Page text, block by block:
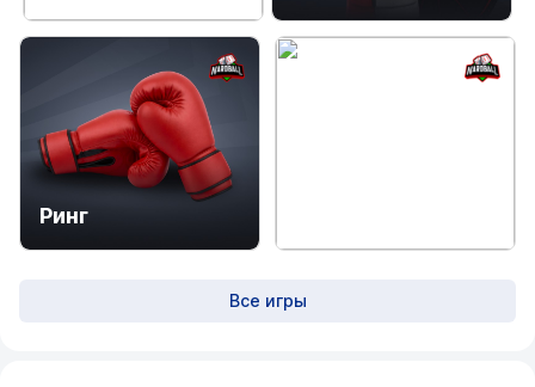
Ринг
Все игры